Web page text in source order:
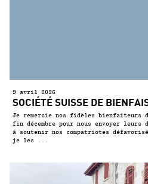
9 avril 2026
SOCIÉTÉ SUISSE DE
Je remercie nos fidèles bienfaiteurs
fin décembre pour nous envoyer leurs
à soutenir nos compatriotes
je les ...